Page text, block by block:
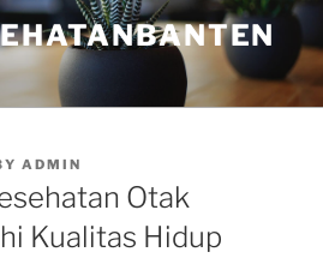
ADMIN
Otak
Kualitas Hidup